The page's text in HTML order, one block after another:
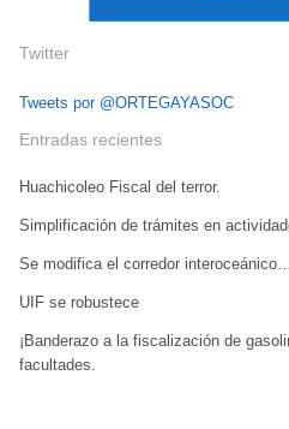
Twitter
Tweets por @ORTEGAYASOC
Entradas recientes
Huachicoleo Fiscal del terror.
Simplificación de trámites en
Se modifica el corredor
UIF se robustece
¡Banderazo a la fiscalización de
facultades.